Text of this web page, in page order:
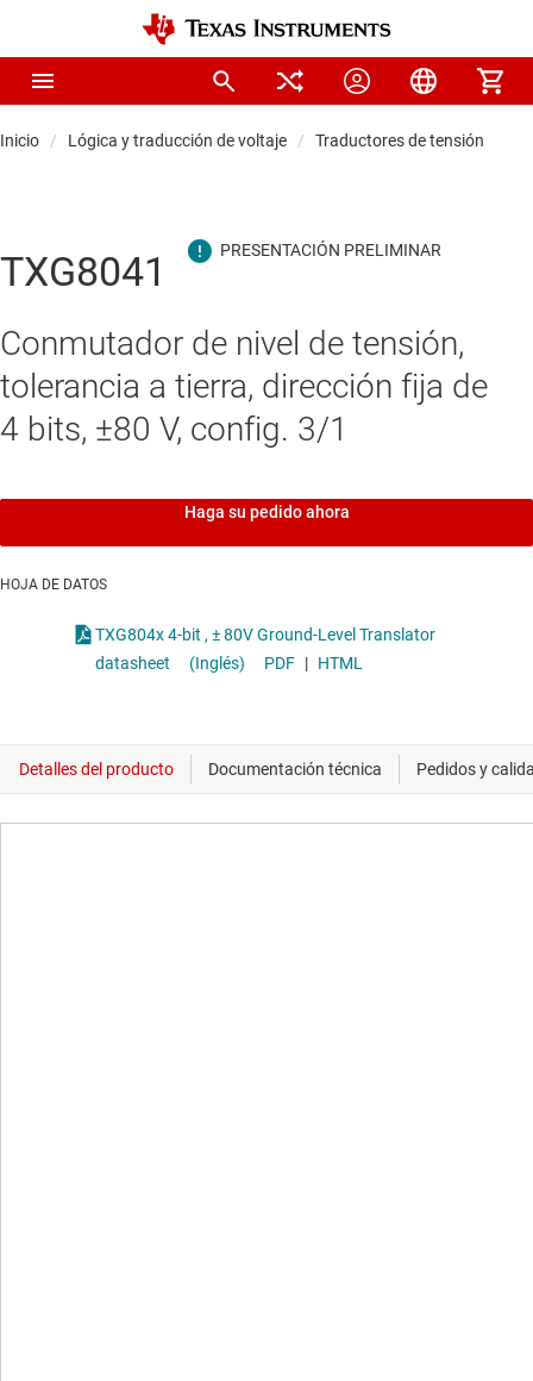
Inicio Lógica y traducción de voltaje Traductores de tensión y
TXG8041
Conmutador de nivel de tensión,
tolerancia a tierra, dirección fija de
4 bits, ±80 V, config. 3/1
Haga su pedido ahora
HOJA DE DATOS
TXG804x 4-bit , ± 80V Ground-Level Translator
datasheet
(Inglés) PDF | HTML